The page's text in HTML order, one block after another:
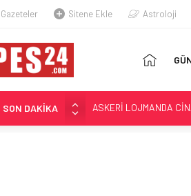
Gazeteler Sitene Ekle Astroloji
SON DAKİKA
JANDARMA
87 YAŞINDAKİ EMEKLİ